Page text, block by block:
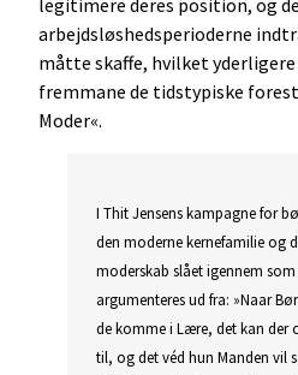
legitimere deres position, og
arbejdsløshedsperioderne
måtte skaffe, hvilket
fremmane de tidstypiske
Moder«.
I Thit Jensens kampagne for
den moderne kernefamilie og
moderskab slået igennem
argumenteres ud fra: »Naar
de komme i Lære, det kan der
til, og det véd hun Manden vil